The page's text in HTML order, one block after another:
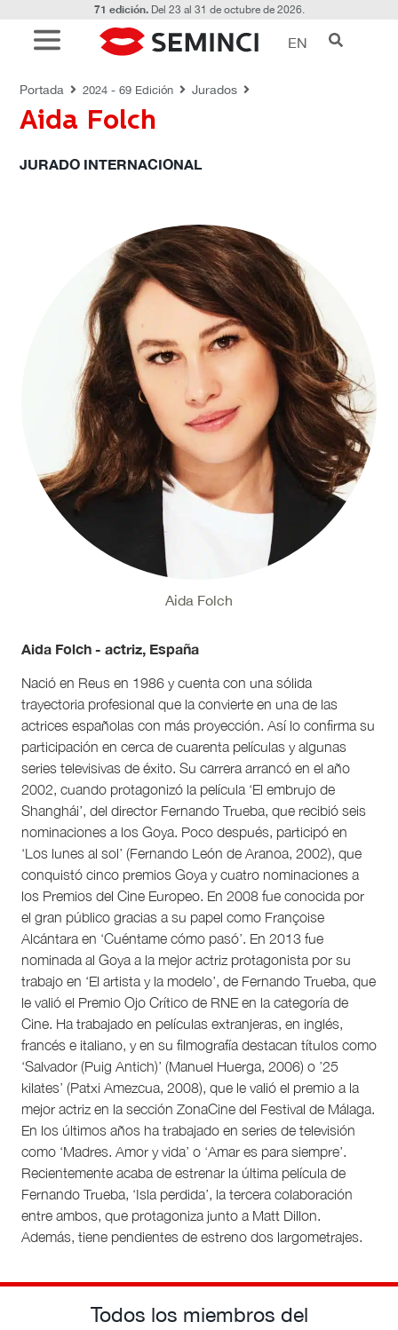
71 edición.Del 23 al 31 de octubre de 2026.
EN
Portada 2024 - 69 Edición Jurados
Aida Folch
JURADO INTERNACIONAL
Aida Folch - actriz, España
Nació en Reus en 1986 y cuenta con una sólida
trayectoria profesional que la convierte en una de las
actrices españolas con más proyección. Así lo confirma su
participación en cerca de cuarenta películas y algunas
series televisivas de éxito. Su carrera arrancó en el año
2002, cuando protagonizó la película ‘El embrujo de
Shanghái’, del director Fernando Trueba, que recibió seis
nominaciones a los Goya. Poco después, participó en
‘Los lunes al sol’ (Fernando León de Aranoa, 2002), que
conquistó cinco premios Goya y cuatro nominaciones a
los Premios del Cine Europeo. En 2008 fue conocida por
el gran público gracias a su papel como Françoise
Alcántara en ‘Cuéntame cómo pasó’. En 2013 fue
nominada al Goya a la mejor actriz protagonista por su
trabajo en ‘El artista y la modelo’, de Fernando Trueba, que
le valió el Premio Ojo Crítico de RNE en la categoría de
Cine. Ha trabajado en películas extranjeras, en inglés,
francés e italiano, y en su filmografía destacan títulos como
‘Salvador (Puig Antich)’ (Manuel Huerga, 2006) o ’25
kilates’ (Patxi Amezcua, 2008), que le valió el premio a la
mejor actriz en la sección ZonaCine del Festival de Málaga.
En los últimos años ha trabajado en series de televisión
como ‘Madres. Amor y vida’ o ‘Amar es para siempre’.
Recientemente acaba de estrenar la última película de
Fernando Trueba, ‘Isla perdida’, la tercera colaboración
entre ambos, que protagoniza junto a Matt Dillon.
Además, tiene pendientes de estreno dos largometrajes.
Aida Folch
Todos los miembros del